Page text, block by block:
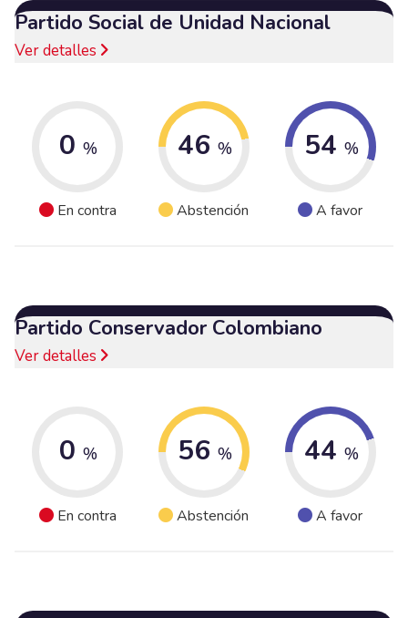
Partido Social de Unidad Nacional
Ver detalles
0 %
En contra
46 %
Abstención
54 %
A favor
Partido Conservador Colombiano
Ver detalles
0 %
En contra
56 %
Abstención
44 %
A favor